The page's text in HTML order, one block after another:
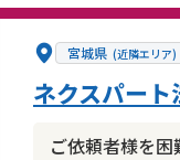
宮城県 (近隣エリア)
ご依頼者様を
ネクスパー